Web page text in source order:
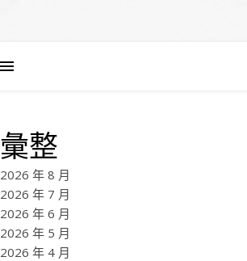
彙整
2026 年 8 月
2026 年 7 月
2026 年 6 月
2026 年 5 月
2026 年 4 月